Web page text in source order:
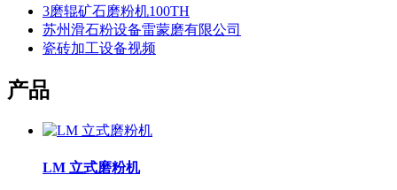
3磨辊矿石磨粉机100TH
苏州滑石粉设备雷蒙磨有限公司
瓷砖加工设备视频
产品
LM 立式磨粉机